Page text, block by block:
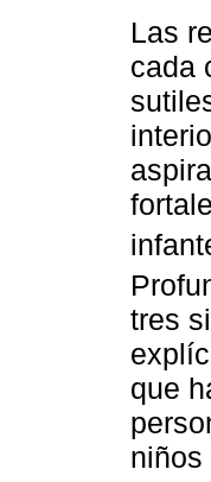
Las
cada
tres
que
niños